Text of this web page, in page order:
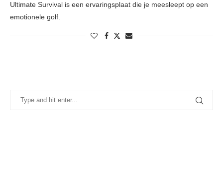
Ultimate Survival is een ervaringsplaat die je meesleept op een
emotionele golf.